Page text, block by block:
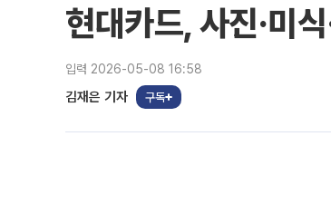
현대카드, 사진·미
입력 2026-05-08 16:58
김재은 기자 구독